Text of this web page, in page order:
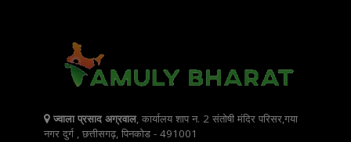
ज्वाला प्रसाद अग्रवाल, कार्यालय शाप न. 2 संतोषी मंदिर परिसर,गया
नगर दुर्ग , छत्तीसगढ़, पिनकोड - 491001